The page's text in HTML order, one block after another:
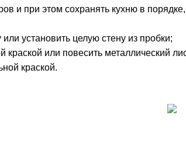
и при этом сохранять кухню в
установить целую стену из пробки;
краской или повесить металлический
краской.